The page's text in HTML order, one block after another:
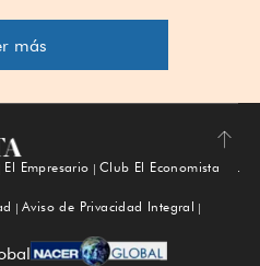
más
Subir
El Empresario
Club El Economista
Aviso de Privacidad Integral